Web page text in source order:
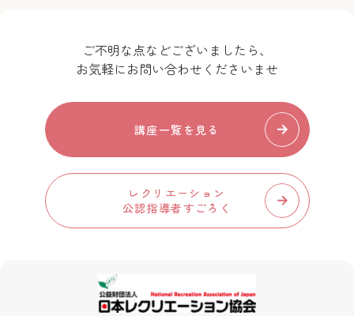
ご不明な点などございましたら、
お気軽にお問い合わせくださいませ
講座一覧を見る
レクリエーション
公認指導者すごろく